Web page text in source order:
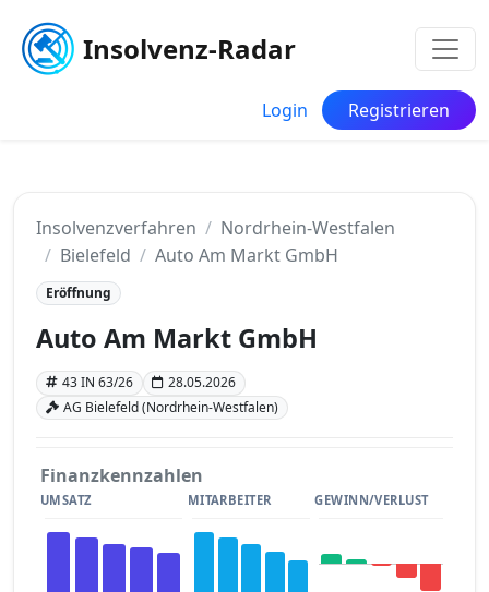
Insolvenz-Radar
Login Registrieren
Insolvenzverfahren
Nordrhein-Westfalen
Bielefeld
Auto Am Markt GmbH
Eröffnung
Auto Am Markt GmbH
43 IN 63/26
28.05.2026
AG Bielefeld (Nordrhein-Westfalen)
Finanzkennzahlen
UMSATZ MITARBEITER GEWINN/VERLUST